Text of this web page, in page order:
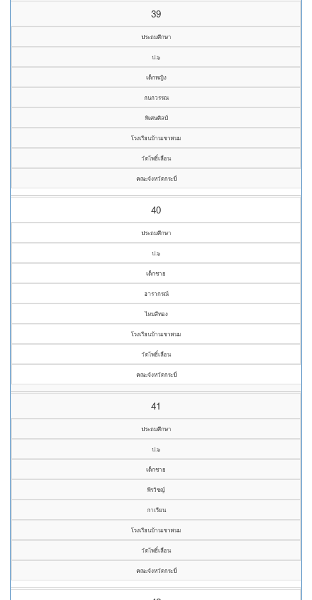
39
ประถมศึกษา
ป.๖
เด็กหญิง
กนกวรรณ
พิเศษศิลป์
โรงเรียนบ้านเขาพนม
วัดโพธิ์เลื่อน
คณะจังหวัดกระบี่
40
ประถมศึกษา
ป.๖
เด็กชาย
อารากรณ์
ไหมสีทอง
โรงเรียนบ้านเขาพนม
วัดโพธิ์เลื่อน
คณะจังหวัดกระบี่
41
ประถมศึกษา
ป.๖
เด็กชาย
พีรวิชญ์
กาเรียน
โรงเรียนบ้านเขาพนม
วัดโพธิ์เลื่อน
คณะจังหวัดกระบี่